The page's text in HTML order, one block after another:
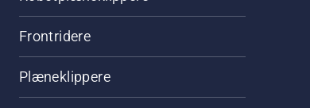
Frontridere
Plæneklippere